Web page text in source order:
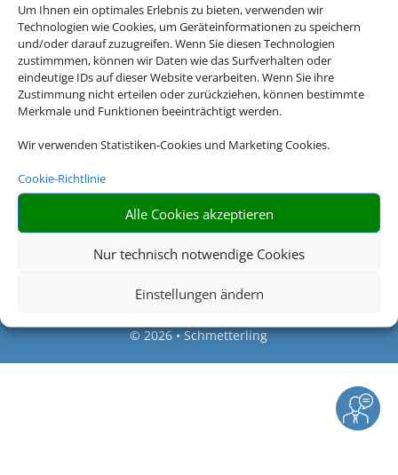
Um Ihnen ein optimales Erlebnis zu bieten, verwenden wir
Technologien wie Cookies, um Geräteinformationen zu speichern
und/oder darauf zuzugreifen. Wenn Sie diesen Technologien
zustimmmen, können wir Daten wie das Surfverhalten oder
eindeutige IDs auf dieser Website verarbeiten. Wenn Sie ihre
Zustimmung nicht erteilen oder zurückziehen, können bestimmte
Merkmale und Funktionen beeinträchtigt werden.
Wir verwenden Statistiken-Cookies und Marketing Cookies.
Cookie-Richtlinie
Alle Cookies akzeptieren
Nur technisch notwendige Cookies
Einstellungen ändern
Rechtliche Informationen
Impressum
In|Service|Blacklisted Airlines|AGB|
Barrierefreiheitserklärung
©2026 • Schmetterling